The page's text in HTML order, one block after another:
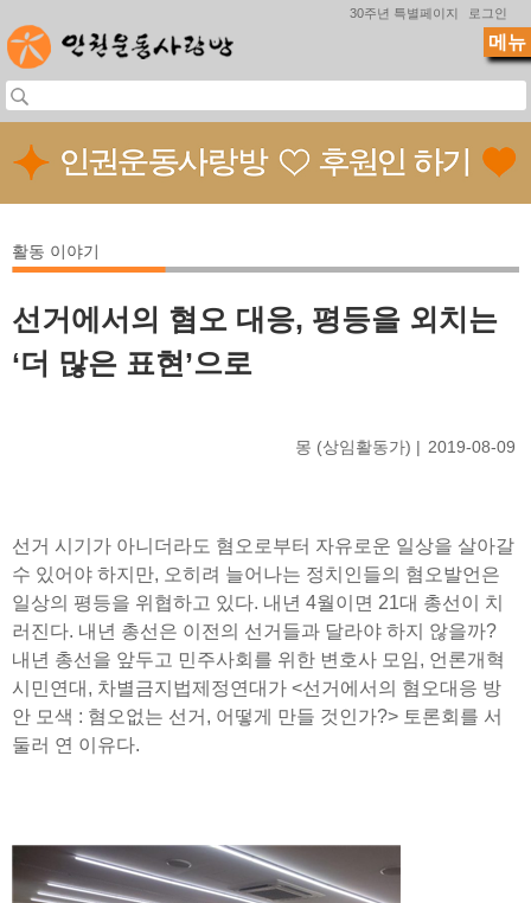
30주년 특별페이지 로그인
활동 이야기
선거에서의 혐오 대응, 평등을 외치는
‘더 많은 표현’으로
몽 (상임활동가) 2019-08-09
선거 시기가 아니더라도 혐오로부터 자유로운 일상을 살아갈
수 있어야 하지만, 오히려 늘어나는 정치인들의 혐오발언은
일상의 평등을 위협하고 있다. 내년 4월이면 21대 총선이 치
러진다. 내년 총선은 이전의 선거들과 달라야 하지 않을까?
내년 총선을 앞두고 민주사회를 위한 변호사 모임, 언론개혁
시민연대, 차별금지법제정연대가 <선거에서의 혐오대응 방
안 모색 : 혐오없는 선거, 어떻게 만들 것인가?> 토론회를 서
둘러 연 이유다.
메뉴